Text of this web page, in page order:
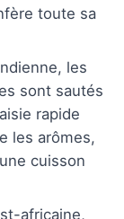
toute sa
les
sont sautés
rapide
les arômes,
cuisson
africaine,